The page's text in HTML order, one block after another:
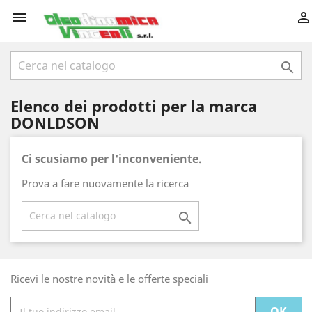
 

Elenco dei prodotti per la marca
DONLDSON
Ci scusiamo per l'inconveniente.
Prova a fare nuovamente la ricerca

Ricevi le nostre novità e le offerte speciali